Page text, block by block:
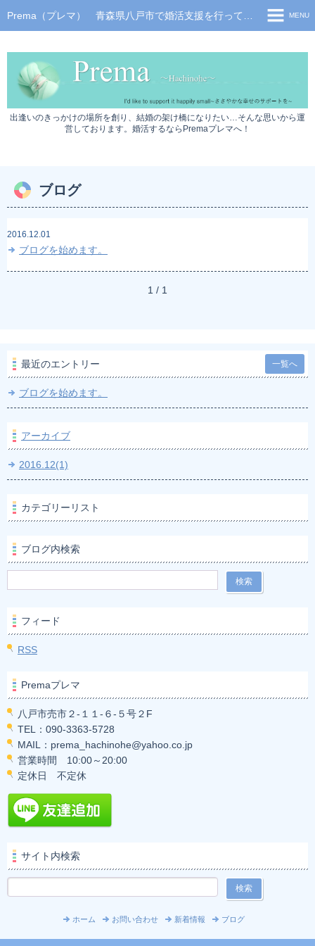
出逢いのきっかけの場所を創り、結婚の架け橋になりたい…そんな思いから運
営しております。婚活するならPremaプレマへ！
MENU
イベント情報
サービス利用の流れ
料金について
お問い合わせ
ブログ
2016.12.01
ブログを始めます。
1 / 1
最近のエントリー 一覧へ
ブログを始めます。
アーカイブ
2016.12(1)
カテゴリーリスト
ブログ内検索
フィード
RSS
Premaプレマ
八戸市売市２-１１-６-５号２F
TEL：090-3363-5728
MAIL：prema_hachinohe@yahoo.co.jp
営業時間 10:00～20:00
定休日 不定休
サイト内検索
ホーム お問い合わせ 新着情報 ブログ